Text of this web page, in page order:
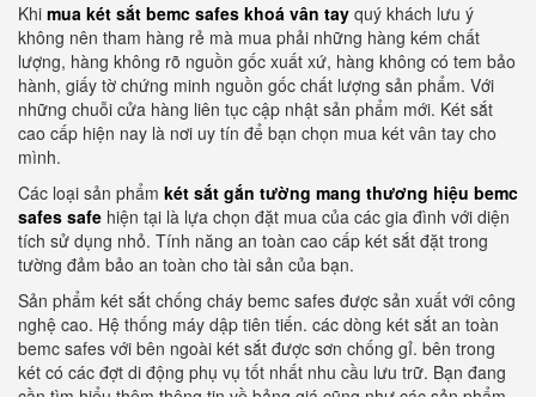
Khi mua két sắt bemc safes khoá vân tay quý khách lưu ý
không nên tham hàng rẻ mà mua phải những hàng kém chất
lượng, hàng không rõ nguồn gốc xuất xứ, hàng không có tem bảo
hành, giấy tờ chứng minh nguồn gốc chất lượng sản phẩm. Với
những chuỗi cửa hàng liên tục cập nhật sản phẩm mới. Két sắt
cao cấp hiện nay là nơi uy tín để bạn chọn mua két vân tay cho
mình.
Các loại sản phẩm két sắt gắn tường mang thương hiệu bemc
safes safe hiện tại là lựa chọn đặt mua của các gia đình với diện
tích sử dụng nhỏ. Tính năng an toàn cao cấp két sắt đặt trong
tường đảm bảo an toàn cho tài sản của bạn.
Sản phẩm két sắt chống cháy bemc safes được sản xuất với công
nghệ cao. Hệ thống máy dập tiên tiến. các dòng két sắt an toàn
bemc safes với bên ngoài két sắt được sơn chống gỉ. bên trong
két có các đợt di động phụ vụ tốt nhất nhu cầu lưu trữ. Bạn đang